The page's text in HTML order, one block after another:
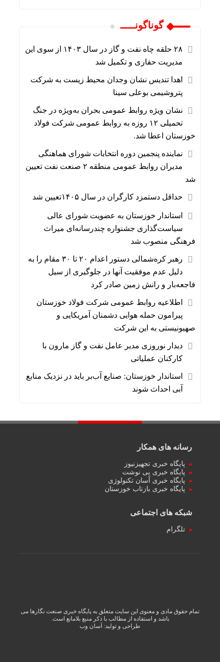
گوناگونـــــ
۲۸ حلقه چاه نفت و گاز در سال ۱۴۰۳ از سوی این
مدیریت حفاری و تکمیل شد
اهدا تندیس نشان وجدان محیط زیست به شرکت
پتروشیمی بوعلی سینا
نشان ویژه روابط عمومی بحران به‌ویژه در جنگ
تحمیلی ۱۲ روزه به روابط عمومی شرکت فولاد
خوزستان اعطا شد.
نماینده پنجمین دوره انتخابات شورای هماهنگی
مدیران روابط عمومی منطقه ۲ صنعت نفت تعیین
شد
حداقل دستمزد کارگران در سال ۱۴۰۵تعیین شد
استاندار خوزستان به عضویت شورای عالی
سیاست‌گذاری جشنواره چندرسانه‌ای میراث
فرهنگی منصوب شد
رهبر کره‌شمالی دستور اعدام ۲۰ تا ۳۰ مقام را به
دلیل عدم موفقیت آنها در جلوگیری از سیل
فاجعه‌بار و رانش زمین صادر کرد
اطلاعیه روابط عمومی شرکت فولاد خوزستان
پیرامون حمله هوایی دشمنان آمریکایی و
صهیونیستی به این شرکت
دیدار نوروزی مدیر عامل نفت و گاز مارون با
کارکنان عملیاتی
استاندار خوزستان: صنایع آب‌بر باید در نزدیک منابع
آبی احداث شوند
رسانه های همکار
پایگاه خبری تجهیزنیوز
پایگاه خبری پی نوشت
پایگاه خبری آسان تکنولوژی
پایگاه خبری بازتاب خوزستان
شبکه های اجتماعی
تلگرام
تمام حقوق مادی و معنوی این سایت متعلق به پایگاه خبری صنعت نگارها می
باشد و استفاده از مطالب با ذکر منبع بلامانع است.
طراحی و تولید: آسان وب